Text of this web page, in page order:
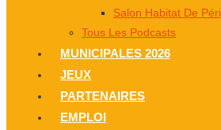
Salon Habitat De
Tous Les Podcasts
MUNICIPALES 2026
JEUX
PARTENAIRES
EMPLOI